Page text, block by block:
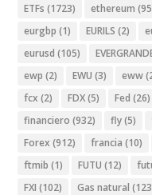
ETFs (1723) ethereum
eurgbp (1) EURILS (2)
eurusd (105)
ewp (2) EWU (3) eww
fcx (2) FDX(5) Fed (26)
financiero (932) fly(5)
Forex (912) francia (10)
ftmib (1) FUTU (12)
FXI (102) Gas natural